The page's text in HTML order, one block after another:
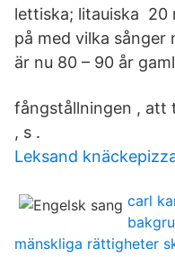
lettiska; litauiska 20
på med vilka sånger
är nu 80 – 90 år
fångstållningen , att
, s .
Leksand
carl
mänskliga rättigheter